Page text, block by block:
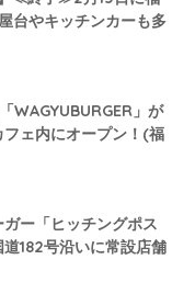
台やキッチンカーも多
WAGYUBURGER」が
ェ内にオープン！(福
ガー「ヒッチングポス
182号沿いに常設店舗